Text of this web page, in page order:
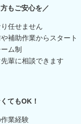
もご安心を／
任せません
補助作業からスタート
ム制
輩に相談できます
てもOK！
業経験